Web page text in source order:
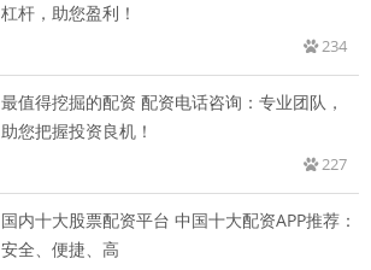
杠杆，助您盈利！
234
最值得挖掘的配资 配资电话咨询：专业团队，
助您把握投资良机！
227
国内十大股票配资平台 中国十大配资APP推荐：
安全、便捷、高